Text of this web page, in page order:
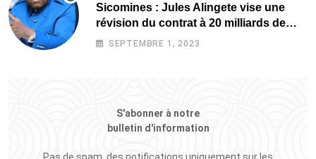
Sicomines : Jules Alingete vise une
révision du contrat à 20 milliards de
dollars
SEPTEMBRE 1, 2023
S'abonner à notre
bulletin d'information